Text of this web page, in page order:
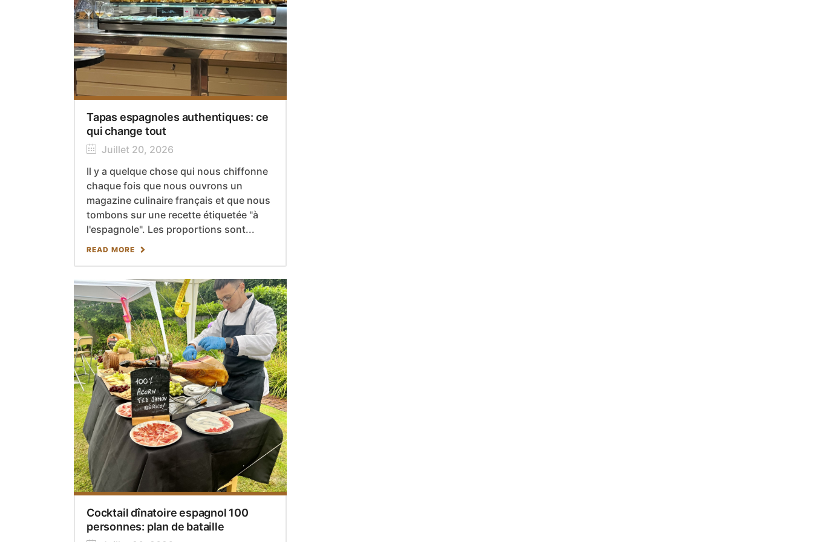
Tapas espagnoles authentiques: ce
qui change tout
Juillet 20, 2026
Il y a quelque chose qui nous chiffonne
chaque fois que nous ouvrons un
magazine culinaire français et que nous
tombons sur une recette étiquetée "à
l'espagnole". Les proportions sont...
READ MORE
Cocktail dînatoire espagnol 100
personnes: plan de bataille